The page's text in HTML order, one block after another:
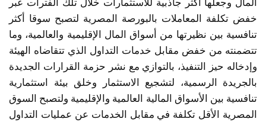
المال وجعلها أكثر جاذبية للاستثمارات خلال تلك الفترات عبر
خفض تكلفة المعاملات بالبورصة المصرية لتصبح سوقا أكثر
تنافسية بين نظيرتها من أسواق المال الإقليمية والعالمية، وما
تتضمنته من خفض مقابل خدمات التداول الذي تتقاضاه الهيئة
وإدخاله حيز التنفيذ، بالتوازي مع نشر حزمة القرارات الجديدة
بالجريدة الرسمية، لتشجيع الاستثمار وخلق بيئة استثمارية
تنافسية بين الأسواق المالية العالمية والإقليمية ولتصبح السوق
المصرية الأقل تكلفة في مقابل الخدمات عن عمليات التداول